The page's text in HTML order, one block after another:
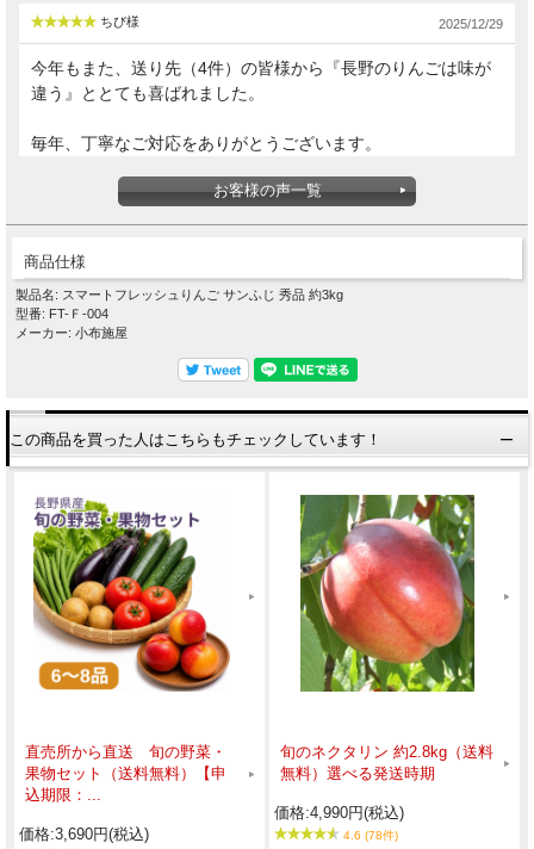
ちび様 2025/12/29
今年もまた、送り先（4件）の皆様から『長野のりんごは味が
違う』ととても喜ばれました。
毎年、丁寧なご対応をありがとうございます。
お客様の声一覧
商品仕様
製品名: スマートフレッシュりんご サンふじ 秀品 約3kg
型番: FT-Ｆ-004
メーカー: 小布施屋
この商品を買った人はこちらもチェックしています！
直売所から直送 旬の野菜・
果物セット（送料無料）【申
込期限：...
価格:3,690円(税込)
旬のネクタリン 約2.8kg（送料
無料）選べる発送時期
価格:4,990円(税込)
4.6 (78件)